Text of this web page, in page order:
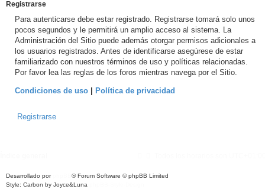
Registrarse
Para autenticarse debe estar registrado. Registrarse tomará solo unos
pocos segundos y le permitirá un amplio acceso al sistema. La
Administración del Sitio puede además otorgar permisos adicionales a
los usuarios registrados. Antes de identificarse asegúrese de estar
familiarizado con nuestros términos de uso y políticas relacionadas.
Por favor lea las reglas de los foros mientras navega por el Sitio.
Condiciones de uso| Política de privacidad
Registrarse
Desarrollado por
® Forum Software © phpBB Limited
Style: Carbon by Joyce&Luna